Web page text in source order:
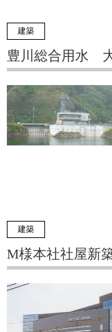
建築
豊川総合用水
建築
M様本社社屋新